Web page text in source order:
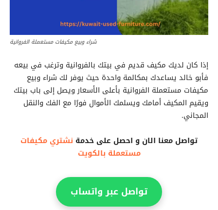
شراء وبيع مكيفات مستعملة الفروانية
إذا كان لديك مكيف قديم في بيتك بالفروانية وترغب في بيعه
فأبو خالد يساعدك بمكالمة واحدة حيث يوفر لك شراء وبيع
مكيفات مستعملة الفروانية بأعلى الأسعار ويصل إلى باب بيتك
ويقيم المكيف أمامك ويسلمك الأموال فورًا مع الفك والنقل
المجاني.
تواصل معنا الان و احصل على خدمة نشتري مكيفات
مستعملة بالكويت
تواصل عبر واتساب